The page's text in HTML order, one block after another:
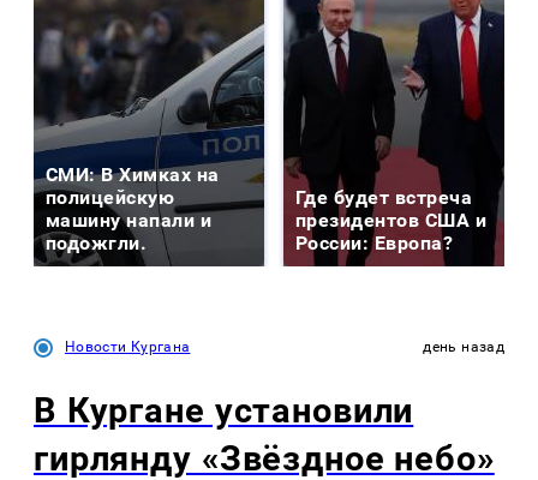
СМИ: В Химках на
полицейскую
машину напали и
подожгли.
Где будет встреча
президентов США и
России: Европа?
Новости Кургана день назад
В Кургане установили
гирлянду «Звёздное небо»